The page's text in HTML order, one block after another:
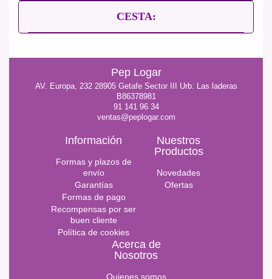
CESTA:
Pep Logar
AV. Europa, 232 28905 Getafe Sector III Urb. Las laderas
B86378981
91 141 96 34
ventas@peplogar.com
Información
Formas y plazos de
envío
Garantías
Formas de pago
Recompensas por ser
buen cliente
Política de cookies
Nuestros
Productos
Novedades
Ofertas
Acerca de
Nosotros
Quienes somos